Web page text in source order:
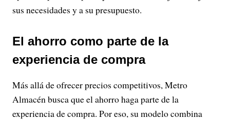
sus necesidades y a su presupuesto.
El ahorro como parte de la
experiencia de compra
Más allá de ofrecer precios competitivos, Metro
Almacén busca que el ahorro haga parte de la
experiencia de compra. Por eso, su modelo combina